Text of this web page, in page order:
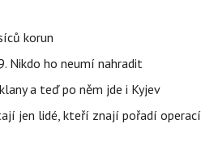
korun
Nikdo ho neumí nahradit
a teď po něm jde i Kyjev
jen lidé, kteří znají pořadí operací